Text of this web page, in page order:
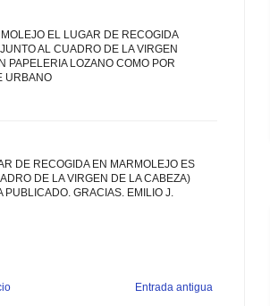
EL LUGAR DE RECOGIDA
AL CUADRO DE LA VIRGEN
PAPELERIA LOZANO COMO POR
URBANO
DE RECOGIDA EN MARMOLEJO ES
DE LA VIRGEN DE LA CABEZA)
PUBLICADO. GRACIAS. EMILIO J.
Entrada antigua